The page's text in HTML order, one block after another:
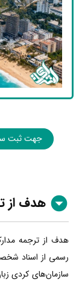
جهت ثبت
هدف از
هدف از ترجمه
رسمی از اسناد
سازمان‌های کردی